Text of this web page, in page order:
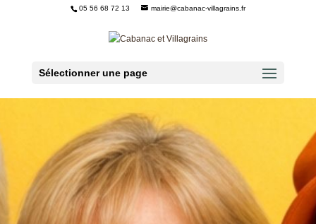
05 56 68 72 13 mairie@cabanac-villagrains.fr
Sélectionner une page